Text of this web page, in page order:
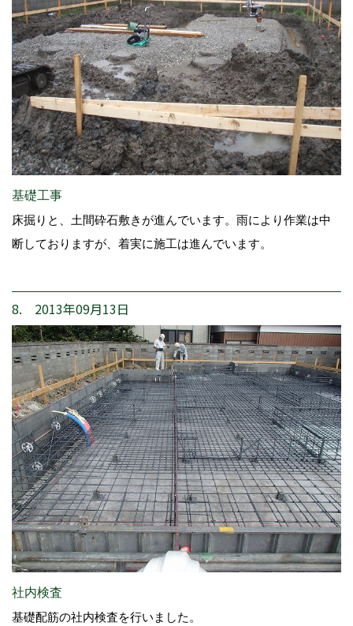
基礎工事
床掘りと、土間砕石敷きが進んでいます。雨により作業は中
断しておりますが、着実に施工は進んでいます。
8. 2013年09月13日
社内検査
基礎配筋の社内検査を行いました。